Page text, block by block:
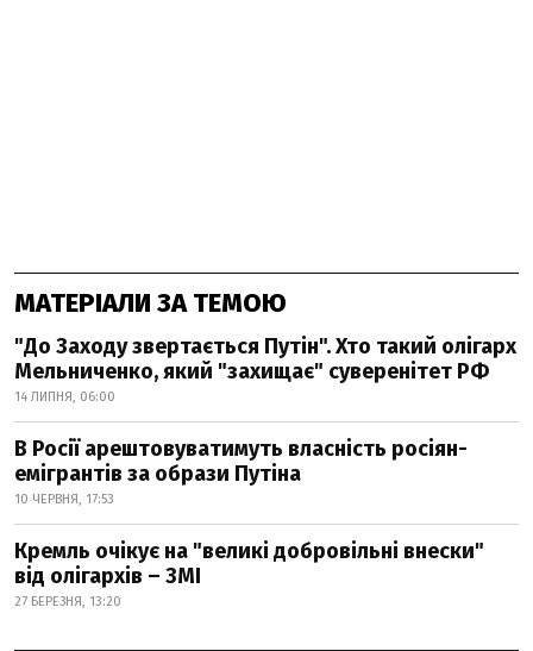
МАТЕРІАЛИ ЗА ТЕМОЮ
"До Заходу звертається Путін". Хто такий олігарх
Мельниченко, який "захищає" суверенітет РФ
14 ЛИПНЯ, 06:00
В Росії арештовуватимуть власність росіян-
емігрантів за образи Путіна
10 ЧЕРВНЯ, 17:53
Кремль очікує на "великі добровільні внески"
від олігархів – ЗМІ
27 БЕРЕЗНЯ, 13:20